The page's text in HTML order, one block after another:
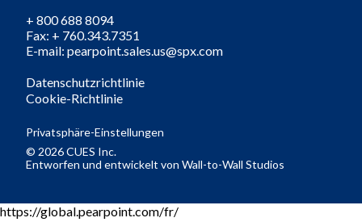
+ 800 688 8094
Fax: + 760.343.7351
E-mail: pearpoint.sales.us@spx.com
Datenschutzrichtlinie
Cookie-Richtlinie
Privatsphäre-Einstellungen
© 2026 CUES Inc.
Entworfen und entwickelt von Wall-to-Wall Studios
https://global.pearpoint.com/fr/